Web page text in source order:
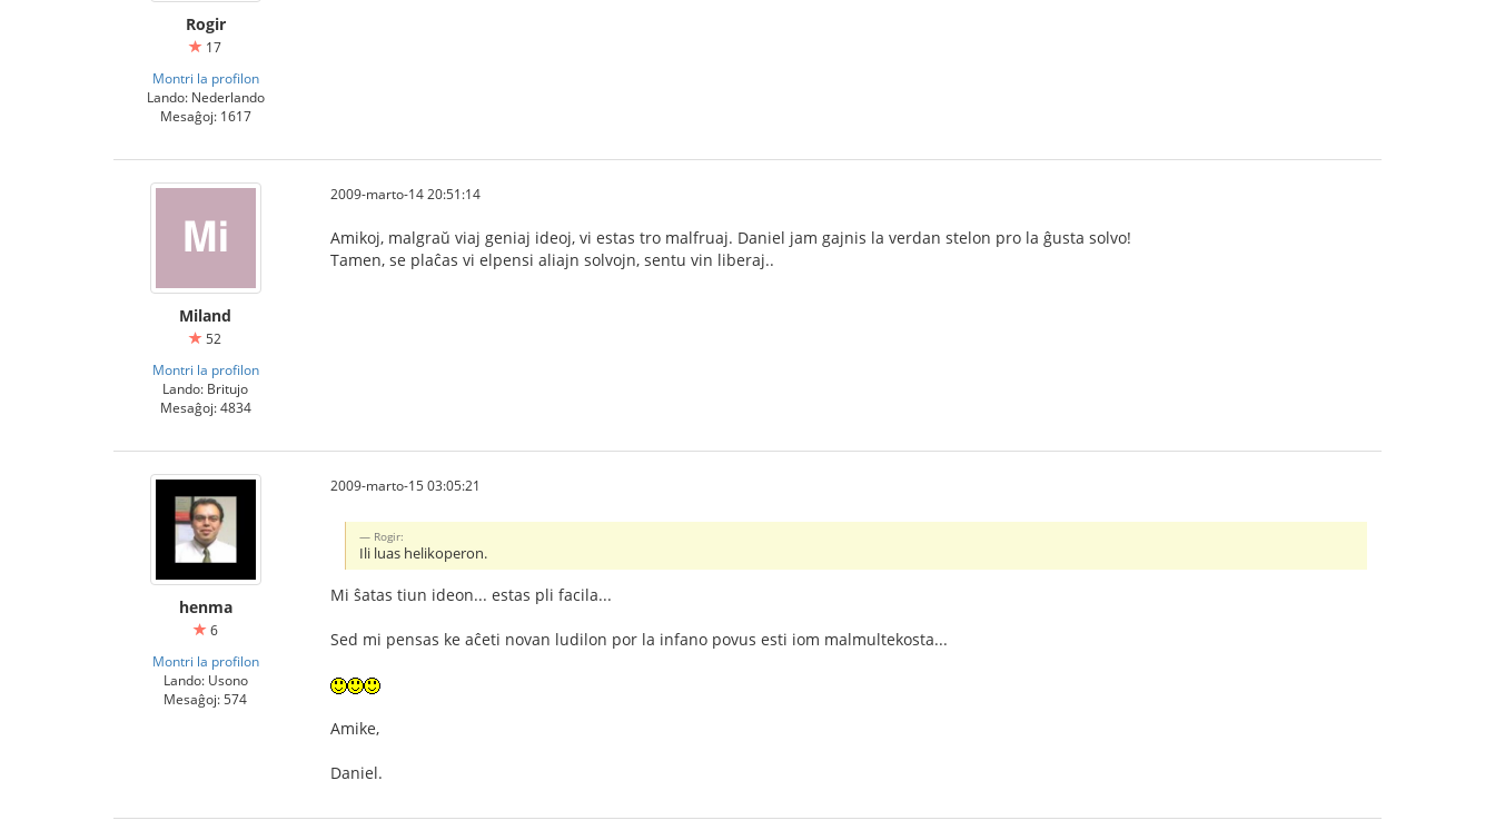
Rogir
17
Montri la profilon
Lando: Nederlando
Mesaĝoj: 1617
Miland
52
Montri la profilon
Lando: Britujo
Mesaĝoj: 4834
2009-marto-14 20:51:14
Amikoj, malgraŭ viaj geniaj ideoj, vi estas tro malfruaj. Daniel jam gajnis la verdan stelon pro la ĝusta solvo!
Tamen, se plaĉas vi elpensi aliajn solvojn, sentu vin liberaj..
henma
6
Montri la profilon
Lando: Usono
Mesaĝoj: 574
2009-marto-15 03:05:21
Rogir:
Ili luas helikoperon.
Mi ŝatas tiun ideon... estas pli facila...
Sed mi pensas ke aĉeti novan ludilon por la infano povus esti iom malmultekosta...
Amike,
Daniel.